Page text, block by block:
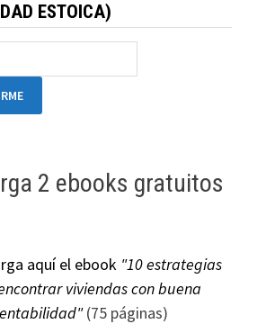
ESTOICA)
2 ebooks gratuitos
aquí el ebook "10 estrategias
viviendas con buena
(75 páginas)